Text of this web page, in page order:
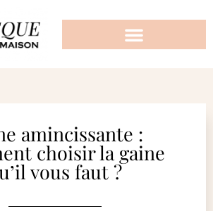
amincissante :
choisir la gaine
vous faut ?